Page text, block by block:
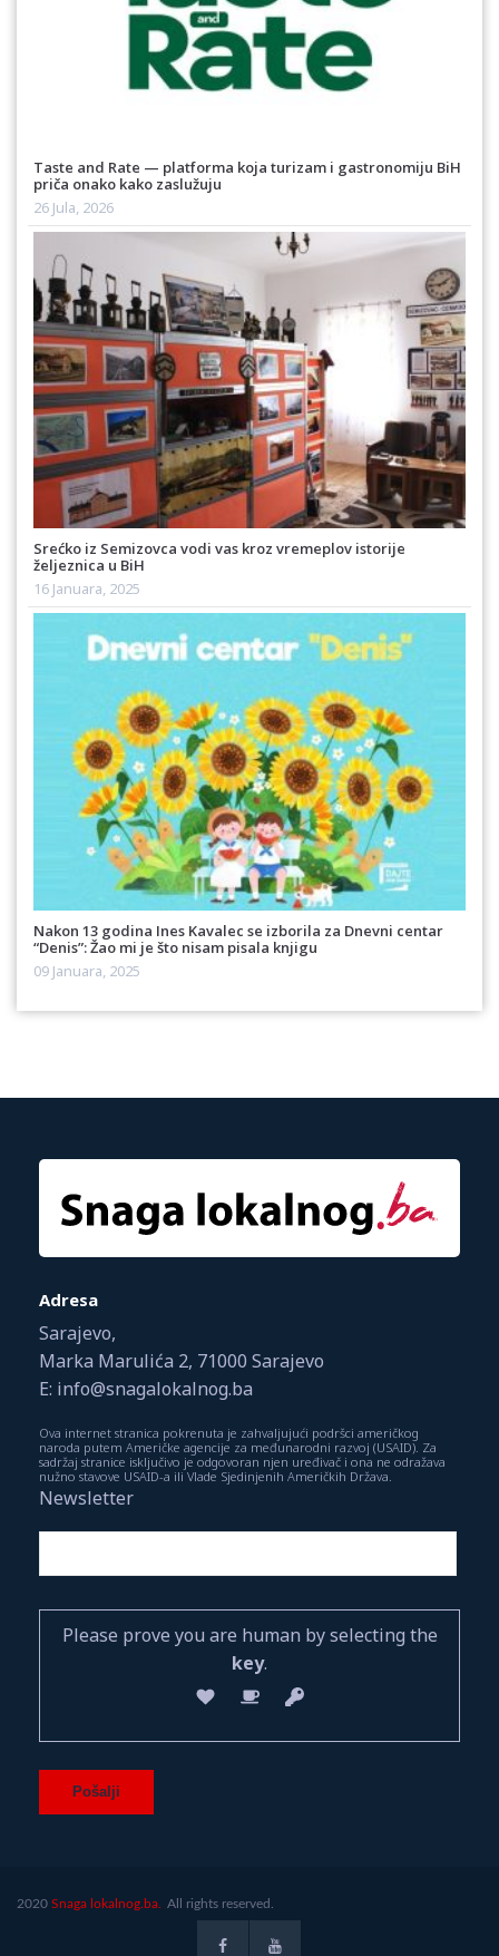
Taste and Rate — platforma koja turizam i gastronomiju BiH
priča onako kako zaslužuju
26 Jula, 2026
Srećko iz Semizovca vodi vas kroz vremeplov istorije
željeznica u BiH
16 Januara, 2025
Nakon 13 godina Ines Kavalec se izborila za Dnevni centar
“Denis”: Žao mi je što nisam pisala knjigu
09 Januara, 2025
Adresa
Sarajevo,
Marka Marulića 2, 71000 Sarajevo
E: info@snagalokalnog.ba
Ova internet stranica pokrenuta je zahvaljujući podršci američkog
naroda putem Američke agencije za međunarodni razvoj (USAID). Za
sadržaj stranice isključivo je odgovoran njen uređivač i ona ne odražava
nužno stavove USAID-a ili Vlade Sjedinjenih Američkih Država.
Newsletter
Please prove you are human by selecting the
key.
2020 Snaga lokalnog.ba. All rights reserved.